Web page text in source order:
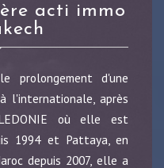
prolongement d'une
l'internationale, après
où elle est
1994 et Pattaya, en
depuis 2007, elle a